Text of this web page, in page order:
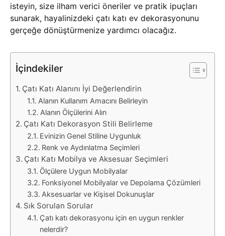
isteyin, size ilham verici öneriler ve pratik ipuçları
sunarak, hayalinizdeki çatı katı ev dekorasyonunu
gerçeğe dönüştürmenize yardımcı olacağız.
İçindekiler
Çatı Katı Alanını İyi Değerlendirin
Alanın Kullanım Amacını Belirleyin
Alanın Ölçülerini Alın
Çatı Katı Dekorasyon Stili Belirleme
Evinizin Genel Stiline Uygunluk
Renk ve Aydınlatma Seçimleri
Çatı Katı Mobilya ve Aksesuar Seçimleri
Ölçülere Uygun Mobilyalar
Fonksiyonel Mobilyalar ve Depolama Çözümleri
Aksesuarlar ve Kişisel Dokunuşlar
Sık Sorulan Sorular
Çatı katı dekorasyonu için en uygun renkler
nelerdir?